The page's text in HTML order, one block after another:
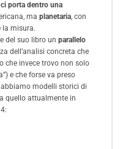
ci porta dentro una
ma planetaria, con
la misura.
del suo libro un parallelo
dell’analisi concreta che
che invece trovo non solo
e che forse va preso
modelli storici di
quello attualmente in